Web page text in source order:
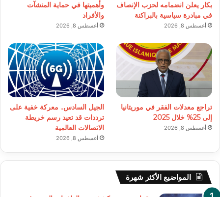
بكار يعلن انضمامه لحزب الإنصاف
في مبادرة سياسية بالبراكنة
أغسطس 8, 2026
وأهميتها في حماية المنشآت
والأفراد
أغسطس 8, 2026
تراجع معدلات الفقر في موريتانيا
إلى 25% خلال 2025
أغسطس 8, 2026
الجيل السادس.. معركة خفية على
ترددات قد تعيد رسم خريطة
الاتصالات العالمية
أغسطس 8, 2026
المواضيع الأكثر شهرة